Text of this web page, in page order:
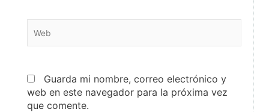
Guarda mi nombre, correo electrónico y
web en este navegador para la próxima vez
que comente.